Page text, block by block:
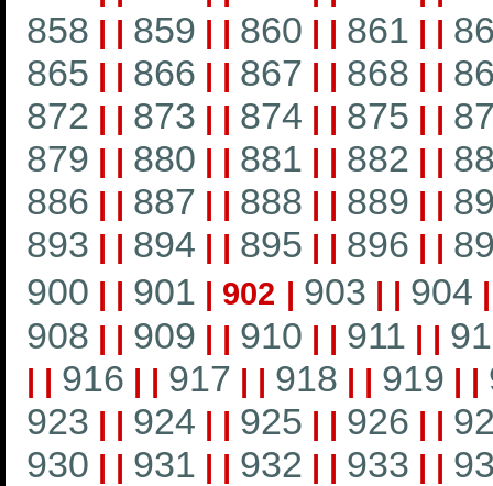
858 | | 859 | | 860 | | 861 | |
865 | | 866 | | 867 | | 868 | |
872 | | 873 | | 874 | | 875 | |
879 | | 880 | | 881 | | 882 | |
886 | | 887 | | 888 | | 889 | |
893 | | 894 | | 895 | | 896 | |
900 | | 901 | 902 | 903 | | 904
908 | | 909 | | 910 | | 911 | |
| | 916 | | 917 | | 918 | | 919 | |
923 | | 924 | | 925 | | 926 | |
930 | | 931 | | 932 | | 933 | |